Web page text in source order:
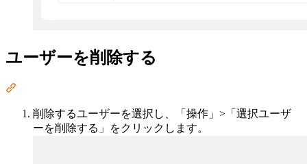
ユーザーを削除する
削除するユーザーを選択し、「操作」>「選択ユーザ
ーを削除する」をクリックします。